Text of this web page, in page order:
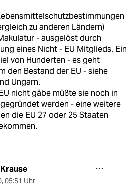
zu anderen Ländern)
- ausgelöst durch
eines Nicht - EU Mitglieds. Ein
von Hunderten - es geht
den Bestand der EU - siehe
Ungarn.
nicht gäbe müßte sie noch in
werden - eine weitere
die EU 27 oder 25 Staaten
, 05:51 Uhr